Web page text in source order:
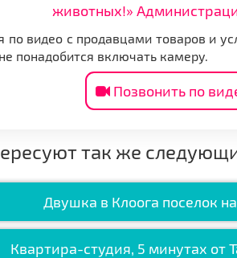
животных!»
видео с продавцами товаров и
понадобится включать камеру.
Позвонить по
так же
Двушка в Клоога поселок
Квартира-студия, 5 минутах от